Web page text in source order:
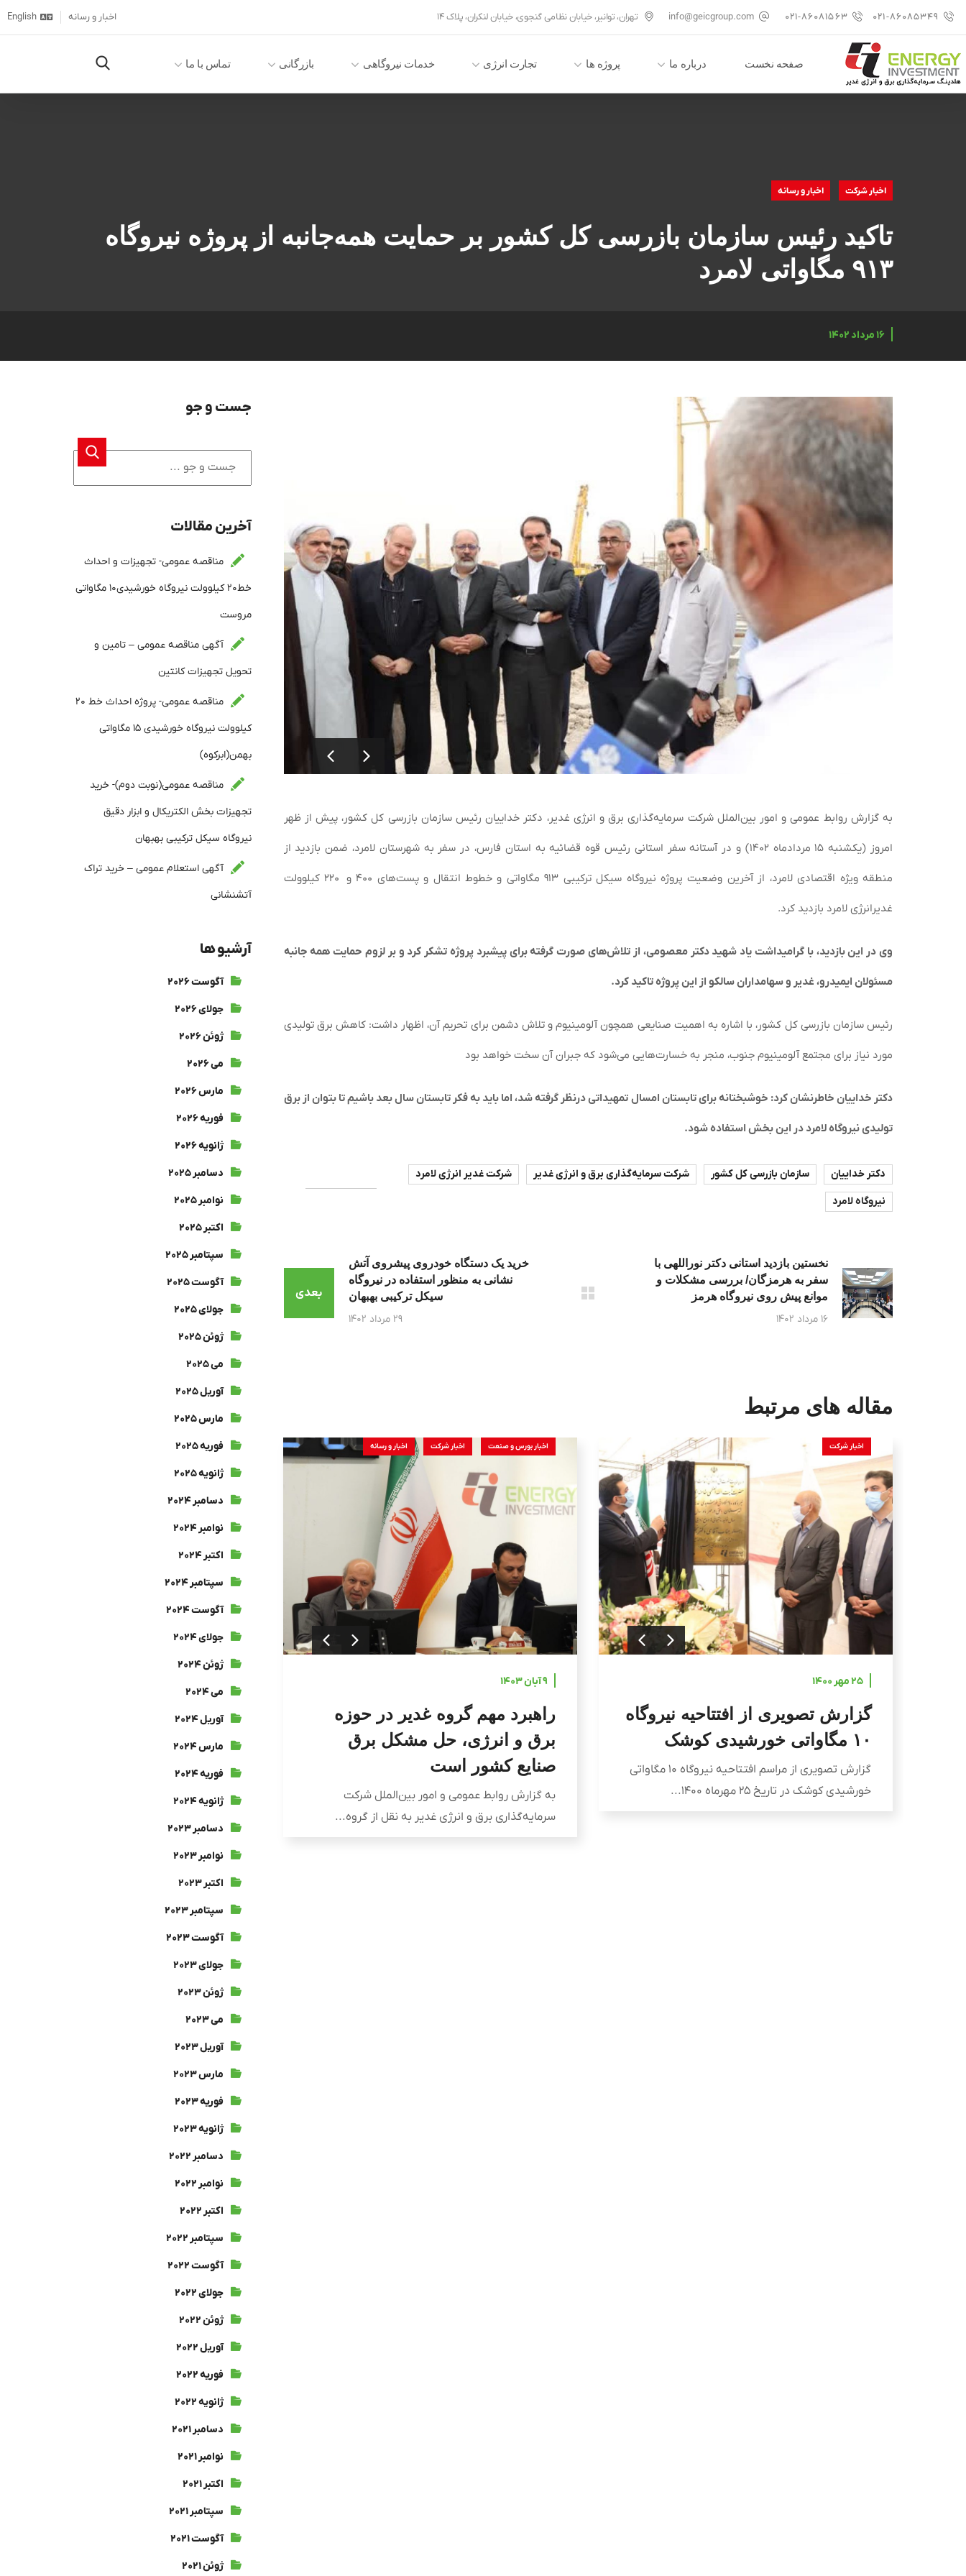
۰۲۱-۸۶۰۸۵۳۴۹ ۰۲۱-۸۶۰۸۱۵۶۳ info@geicgroup.com تهران، توانیر، خیابان نظامی گنجوی، خیابان لنکران، پلاک ۱۴ اخبار و رسانه English
صفحه نخست درباره ما پروژه ها تجارت انرژی خدمات نیروگاهی بازرگانی تماس با ما
اخبار شرکت اخبار و رسانه
تاکید رئیس سازمان بازرسی کل کشور بر حمایت همه‌جانبه از پروژه نیروگاه
۹۱۳ مگاواتی لامرد
۱۶ مرداد ۱۴۰۲
به گزارش روابط عمومی و امور بین‌الملل شرکت سرمایه‌گذاری برق و انرژی غدیر، دکتر خداییان رئیس سازمان بازرسی کل کشور، پیش از ظهر
امروز (یکشنبه ۱۵ مردادماه ۱۴۰۲) و در آستانه سفر استانی رئیس قوه قضائیه به استان فارس، در سفر به شهرستان لامرد، ضمن بازدید از
منطقه ویژه اقتصادی لامرد، از آخرین وضعیت پروژه نیروگاه سیکل ترکیبی ۹۱۳ مگاواتی و خطوط انتقال و پست‌های ۴۰۰ و ۲۲۰ کیلوولت
غدیرانرژی لامرد بازدید کرد.
وی در این بازدید، با گرامیداشت یاد شهید دکتر معصومی، از تلاش‌های صورت گرفته برای پیشبرد پروژه تشکر کرد و بر لزوم حمایت همه جانبه
مسئولان ایمیدرو، غدیر و سهامداران سالکو از این پروژه تاکید کرد.
رئیس سازمان بازرسی کل کشور، با اشاره به اهمیت صنایعی همچون آلومینیوم و تلاش دشمن برای تحریم آن، اظهار داشت: کاهش برق تولیدی
مورد نیاز برای مجتمع آلومینیوم جنوب، منجر به خسارت‌هایی می‌شود که جبران آن سخت خواهد بود
دکتر خداییان خاطرنشان کرد: خوشبختانه برای تابستان امسال تمهیداتی درنظر گرفته شد، اما باید به فکر تابستان سال بعد باشیم تا بتوان از برق
تولیدی نیروگاه لامرد در این بخش استفاده شود.
دکتر خداییان سازمان بازرسی کل کشور شرکت سرمایه‌گذاری برق و انرژی غدیر
شرکت غدیر انرژی لامرد
نیروگاه لامرد
نخستین بازدید استانی دکتر نوراللهی با
سفر به هرمزگان/ بررسی مشکلات و
موانع پیش روی نیروگاه هرمز
۱۶ مرداد ۱۴۰۲
خرید یک دستگاه خودروی پیشروی آتش
نشانی به منظور استفاده در نیروگاه
سیکل ترکیبی بهبهان
۲۹ مرداد ۱۴۰۲
بعدی
مقاله های مرتبط
اخبار شرکت
۲۵ مهر ۱۴۰۰
گزارش تصویری از افتتاحیه نیروگاه
۱۰ مگاواتی خورشیدی کوشک
گزارش تصویری از مراسم افتتاحیه نیروگاه ۱۰ مگاواتی
خورشیدی کوشک در تاریخ ۲۵ مهرماه ۱۴۰۰...
اخبار بورس و صنعت اخبار شرکت اخبار و رسانه
۹ آبان ۱۴۰۳
راهبرد مهم گروه غدیر در حوزه
برق و انرژی، حل مشکل برق
صنایع کشور است
به گزارش روابط عمومی و امور بین‌الملل شرکت
سرمایه‌گذاری برق و انرژی غدیر به نقل از گروه...
جست و جو
آخرین مقالات
مناقصه عمومی- تجهیزات و احداث
خط۲۰ کیلوولت نیروگاه خورشیدی۱۰ مگاواتی
مروست
آگهی مناقصه عمومی – تامین و
تحویل تجهیزات کانتین
مناقصه عمومی- پروژه احداث خط ۲۰
کیلوولت نیروگاه خورشیدی ۱۵ مگاواتی
بهمن(ابرکوه)
مناقصه عمومی(نوبت دوم)- خرید
تجهیزات بخش الکتریکال و ابزار دقیق
نیروگاه سیکل ترکیبی بهبهان
آگهی استعلام عمومی – خرید تراک
آتشنشانی
آرشیو ها
آگوست ۲۰۲۶
جولای ۲۰۲۶
ژوئن ۲۰۲۶
می ۲۰۲۶
مارس ۲۰۲۶
فوریه ۲۰۲۶
ژانویه ۲۰۲۶
دسامبر ۲۰۲۵
نوامبر ۲۰۲۵
اکتبر ۲۰۲۵
سپتامبر ۲۰۲۵
آگوست ۲۰۲۵
جولای ۲۰۲۵
ژوئن ۲۰۲۵
می ۲۰۲۵
آوریل ۲۰۲۵
مارس ۲۰۲۵
فوریه ۲۰۲۵
ژانویه ۲۰۲۵
دسامبر ۲۰۲۴
نوامبر ۲۰۲۴
اکتبر ۲۰۲۴
سپتامبر ۲۰۲۴
آگوست ۲۰۲۴
جولای ۲۰۲۴
ژوئن ۲۰۲۴
می ۲۰۲۴
آوریل ۲۰۲۴
مارس ۲۰۲۴
فوریه ۲۰۲۴
ژانویه ۲۰۲۴
دسامبر ۲۰۲۳
نوامبر ۲۰۲۳
اکتبر ۲۰۲۳
سپتامبر ۲۰۲۳
آگوست ۲۰۲۳
جولای ۲۰۲۳
ژوئن ۲۰۲۳
می ۲۰۲۳
آوریل ۲۰۲۳
مارس ۲۰۲۳
فوریه ۲۰۲۳
ژانویه ۲۰۲۳
دسامبر ۲۰۲۲
نوامبر ۲۰۲۲
اکتبر ۲۰۲۲
سپتامبر ۲۰۲۲
آگوست ۲۰۲۲
جولای ۲۰۲۲
ژوئن ۲۰۲۲
آوریل ۲۰۲۲
فوریه ۲۰۲۲
ژانویه ۲۰۲۲
دسامبر ۲۰۲۱
نوامبر ۲۰۲۱
اکتبر ۲۰۲۱
سپتامبر ۲۰۲۱
آگوست ۲۰۲۱
ژوئن ۲۰۲۱